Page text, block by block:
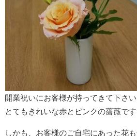
開業祝いにお客様が持ってきて下さい
とてもきれいな赤とピンクの薔薇です
しかも、お客様のご自宅にあった花